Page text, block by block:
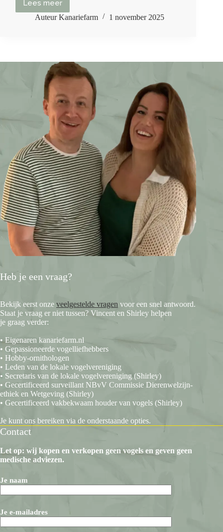
Lees meerNovemberactie:
10%
grootverpakkingen
Auteur Kanariefarm 1 november 2025
Heb je een vraag?
Bekijk eerst onze veelgestelde vragen voor een snel antwoord.
Staat je vraag er niet tussen? Vincent en Shirley helpen
je graag verder:
• Eigenaren kanariefarm.nl
• Gepassioneerde vogelliefhebbers
• Hobby-ornithologen
• Leden van de lokale vogelvereniging
• Secretaris van de lokale vogelvereniging (Shirley)
• Gecertificeerd surveillant NBvV Commissie Dierenwelzijn-
ethiek en Wetgeving (Shirley)
• Gecertificeerd vakbekwaam houder van vogels (Shirley)
Je kunt ons bereiken via de onderstaande opties.
Contact
Let op: wij kopen en verkopen geen vogels en geven geen
medische adviezen.
Je naam
Je e-mailadres